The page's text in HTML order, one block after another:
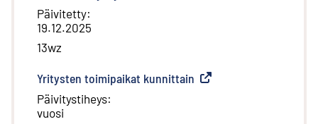
Päivitetty:
19.12.2025
13wz
Yritysten toimipaikat kunnittain Ulkoinen linkki
Päivitystiheys:
vuosi